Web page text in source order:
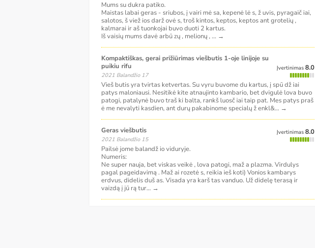
Mums su dukra patiko.
Maistas labai geras - sriubos, į vairi mė sa, kepenė lė s, ž uvis, pyragaič iai,
salotos, š viež ios darž ovė s, troš kintos, keptos, keptos ant grotelių ,
kalmarai ir aš tuonkojai buvo duoti 2 kartus.
Iš vaisių mums davė arbū zų , melionų , ... →
Kompaktiškas, gerai prižiūrimas viešbutis 1-oje linijoje su
puikiu rifu
2021 Balandžio 17
Įvertinimas
8.0
Vieš butis yra tvirtas ketvertas. Su vyru buvome du kartus, į spū dž iai
patys maloniausi. Nesitikė kite atnaujinto kambario, bet dvigulė lova buvo
patogi, patalynė buvo traš ki balta, rankš luosč iai taip pat. Mes patys praš
ė me nevalyti kasdien, ant durų pakabinome specialų ž enkl&... →
Geras viešbutis
2021 Balandžio 15
Įvertinimas
8.0
Pailsė jome balandž io viduryje.
Numeris:
Ne super nauja, bet viskas veikė , lova patogi, maž a plazma. Virdulys
pagal pageidavimą . Maž ai rozetė s, reikia ieš koti) Vonios kambarys
erdvus, didelis duš as. Visada yra karš tas vanduo. Už didelę terasą ir
vaizdą į jū rą tur... →